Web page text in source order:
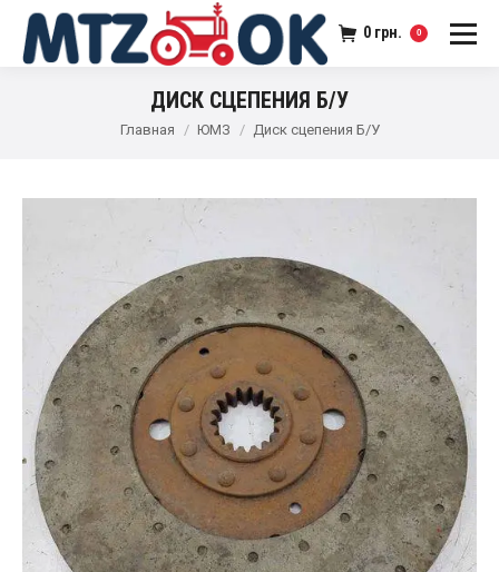
0 грн. 0
ДИСК СЦЕПЕНИЯ Б/У
Главная ЮМЗ Диск сцепения Б/У